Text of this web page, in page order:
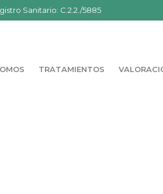
Sanitario: C.2.2./5885
TRATAMIENTOS